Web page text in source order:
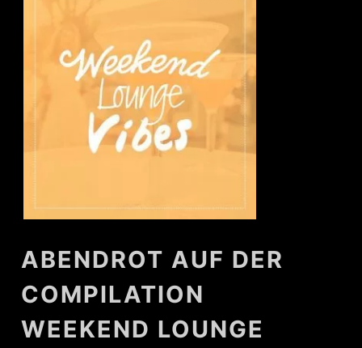
ABENDROT AUF DER
COMPILATION
WEEKEND LOUNGE